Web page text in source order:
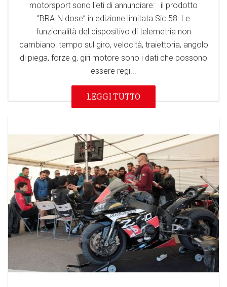
motorsport sono lieti di annunciare: il prodotto
“BRAIN dose” in edizione limitata Sic 58. Le
funzionalità del dispositivo di telemetria non
cambiano: tempo sul giro, velocità, traiettoria, angolo
di piega, forze g, giri motore sono i dati che possono
essere regi...
LEGGI TUTTO